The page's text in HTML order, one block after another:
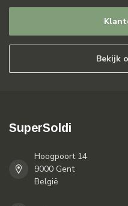
Bekijk
SuperSoldi
Hoogpoort 14
9000 Gent
België